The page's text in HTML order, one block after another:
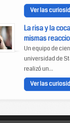
Ver las
La risa y la
mismas
Un equipo de
universidad de
realizó un...
Ver las